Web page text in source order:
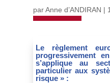
parAnne d’ANDIRAN |
Le règlement
progressivement
s’applique au
particulier aux
risque » :